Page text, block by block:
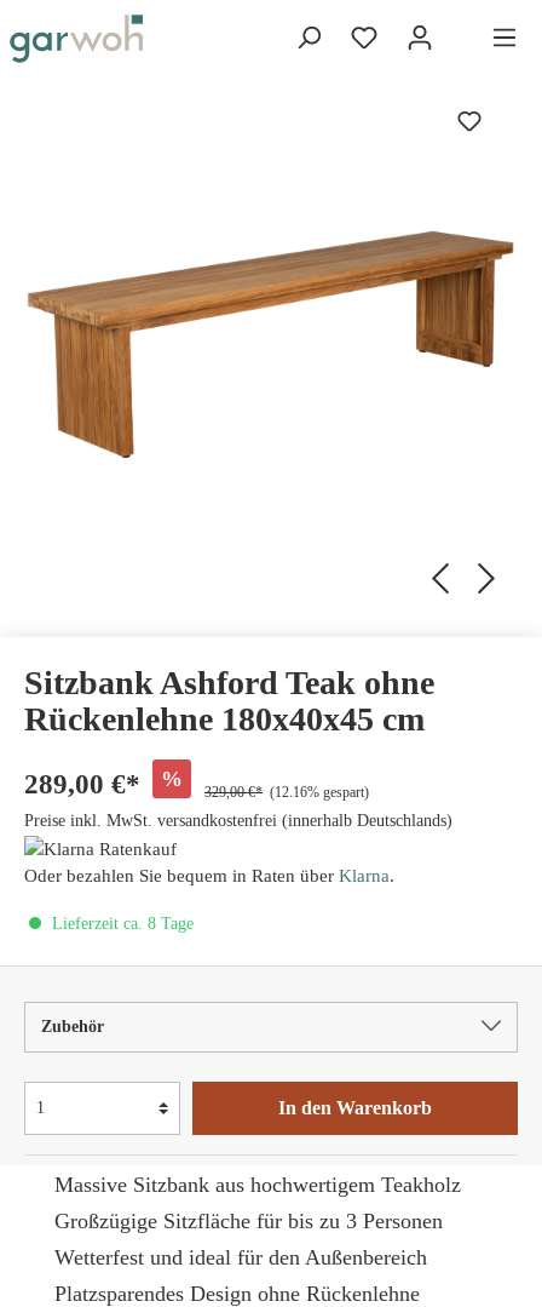
Sitzbank Ashford Teak ohne
Rückenlehne 180x40x45 cm
Massive Sitzbank aus hochwertigem Teakholz
Großzügige Sitzfläche für bis zu 3 Personen
Wetterfest und ideal für den Außenbereich
Platzsparendes Design ohne Rückenlehne
289,00 €* %
329,00 €* (12.16% gespart)
Preise inkl. MwSt. versandkostenfrei (innerhalb Deutschlands)
Oder bezahlen Sie bequem in Raten über Klarna.
Lieferzeit ca. 8 Tage
Zubehör
In den Warenkorb